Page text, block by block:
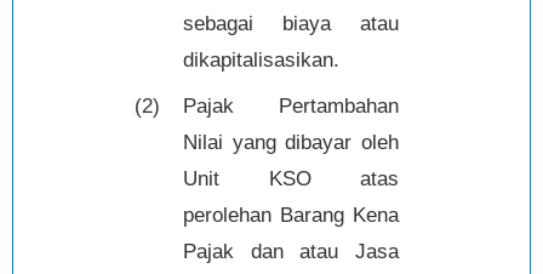
sebagai biaya atau
dikapitalisasikan.
(2)
Pajak Pertambahan
Nilai yang dibayar oleh
Unit KSO atas
perolehan Barang Kena
Pajak dan atau Jasa